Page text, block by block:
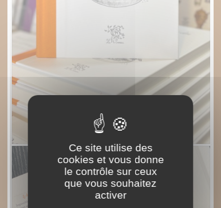
Ce site utilise des
cookies et vous donne
le contrôle sur ceux
que vous souhaitez
activer